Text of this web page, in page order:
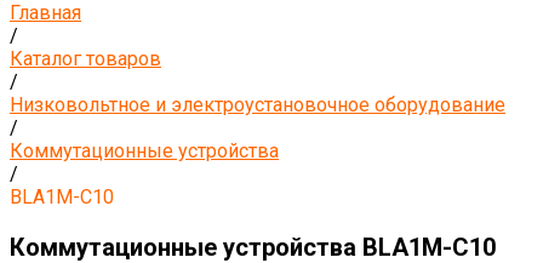
Главная
/
Каталог товаров
/
Низковольтное и электроустановочное оборудование
/
Коммутационные устройства
/
BLA1M-C10
Коммутационные устройства BLA1M-C10